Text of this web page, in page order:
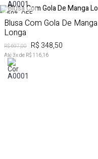
50% OFF
Blusa Com Gola De Manga
Longa
R$ 697,00 R$ 348,50
Até3x de R$ 116,16